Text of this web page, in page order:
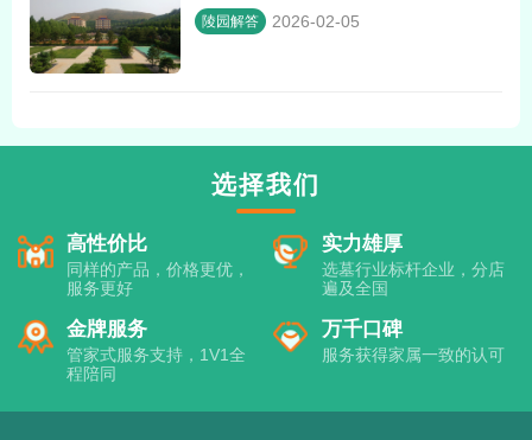
陵园解答 2026-02-05
选择我们
高性价比
同样的产品，价格更优，
服务更好
实力雄厚
选墓行业标杆企业，分店
遍及全国
金牌服务
管家式服务支持，1V1全
程陪同
万千口碑
服务获得家属一致的认可